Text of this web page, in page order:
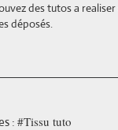
des tutos a
déposés.
: #Tissu tuto